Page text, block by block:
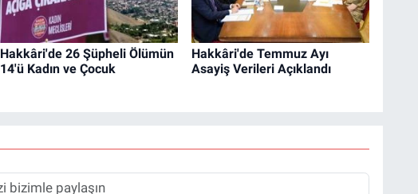
Hakkâri'de 26 Şüpheli Ölümün
14'ü Kadın ve Çocuk
Hakkâri'de Temmuz Ayı
Asayiş Verileri Açıklandı